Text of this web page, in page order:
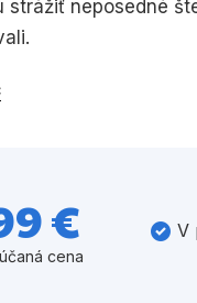
strážiť neposedné
zapojiť svoj
€
cena
V